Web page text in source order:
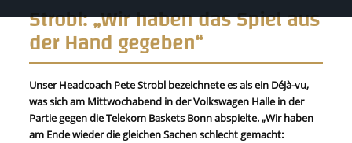
Strobl: „Wir haben das Spiel aus
der Hand gegeben“
Unser Headcoach Pete Strobl bezeichnete es als ein Déjà-vu,
was sich am Mittwochabend in der Volkswagen Halle in der
Partie gegen die Telekom Baskets Bonn abspielte. „Wir haben
am Ende wieder die gleichen Sachen schlecht gemacht: